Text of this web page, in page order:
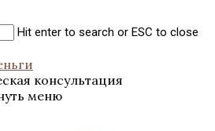
Hit enter to search or ESC to close
консультация
меню